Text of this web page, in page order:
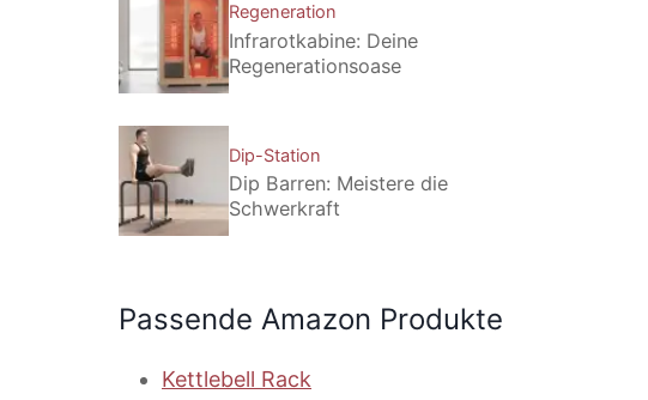
Regeneration
Infrarotkabine: Deine
Regenerationsoase
Dip-Station
Dip Barren: Meistere die
Schwerkraft
Passende Amazon Produkte
Kettlebell Rack